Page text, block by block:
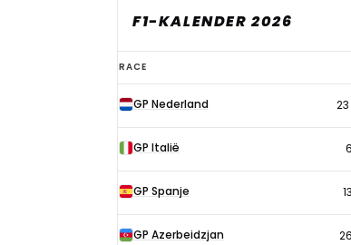
F1-KALENDER 2026
F1-
kalender
2026
RACE
GP Nederland
GP Italië
GP Spanje
GP Azerbeidzjan